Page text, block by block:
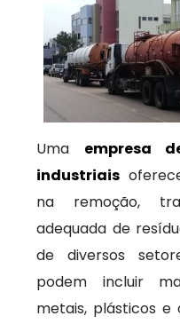
Uma empresa
industriais
na remoção,
adequada de
de diversos
podem incluir
metais, plásticos e